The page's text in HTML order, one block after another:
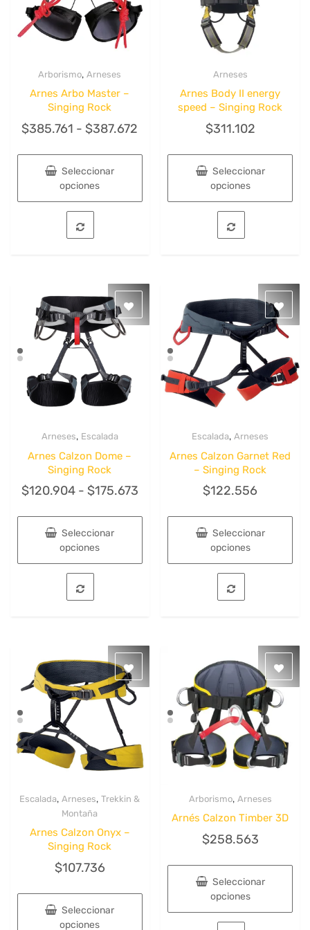
la
página
de
Arborismo,Arneses
Arnes Arbo Master –
Singing Rock
$385.761 - $387.672
$385.761
Seleccionar
opciones
Este
producto
tiene
opciones
se
pueden
elegir
en
página
de
Arneses
Arnes Body II energy
speed – Singing Rock
$311.102
Seleccionar
opciones
Este
producto
tiene
opciones
se
pueden
elegir
página
de
producto
Arneses, Escalada
Arnes Calzon Dome –
Singing Rock
$120.904 - $175.673Rango
$120.904
Seleccionar
opciones
Este
producto
tiene
opciones
se
pueden
elegir
en
la
página
de
producto
Escalada,Arneses
Arnes Calzon Garnet Red
– Singing Rock
$122.556
Seleccionar
opciones
Este
producto
tiene
opciones
se
pueden
elegir
en
la
página
de
producto
Quick View
Escalada,Arneses,Trekkin &
Montaña
Arnes Calzon Onyx –
Singing Rock
$107.736
Seleccionar
opciones
Arborismo, Arneses
Arnés Calzon Timber 3D
$258.563
Seleccionar
opciones
Este